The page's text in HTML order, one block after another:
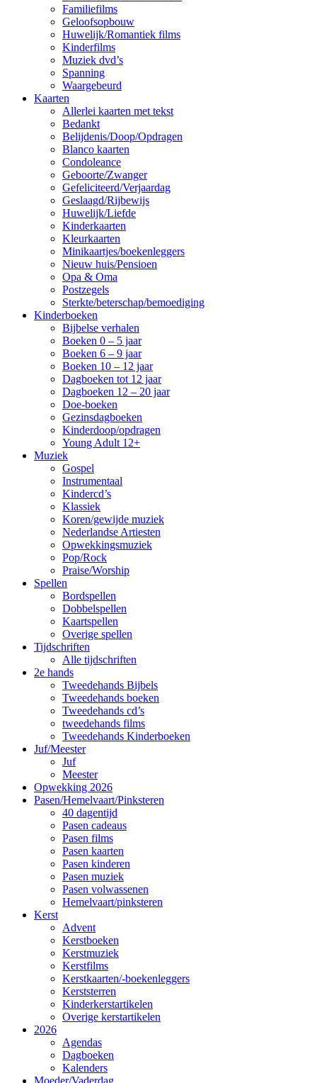
Familiefilms
Geloofsopbouw
Huwelijk/Romantiek films
Kinderfilms
Muziek dvd’s
Spanning
Waargebeurd
Kaarten
Allerlei kaarten met tekst
Bedankt
Belijdenis/Doop/Opdragen
Blanco kaarten
Condoleance
Geboorte/Zwanger
Gefeliciteerd/Verjaardag
Geslaagd/Rijbewijs
Huwelijk/Liefde
Kinderkaarten
Kleurkaarten
Minikaartjes/boekenleggers
Nieuw huis/Pensioen
Opa & Oma
Postzegels
Sterkte/beterschap/bemoediging
Kinderboeken
Bijbelse verhalen
Boeken 0 – 5 jaar
Boeken 6 – 9 jaar
Boeken 10 – 12 jaar
Dagboeken tot 12 jaar
Dagboeken 12 – 20 jaar
Doe-boeken
Gezinsdagboeken
Kinderdoop/opdragen
Young Adult 12+
Muziek
Gospel
Instrumentaal
Kindercd’s
Klassiek
Koren/gewijde muziek
Nederlandse Artiesten
Opwekkingsmuziek
Pop/Rock
Praise/Worship
Spellen
Bordspellen
Dobbelspellen
Kaartspellen
Overige spellen
Tijdschriften
Alle tijdschriften
2e hands
Tweedehands Bijbels
Tweedehands boeken
Tweedehands cd’s
tweedehands films
Tweedehands Kinderboeken
Juf/Meester
Juf
Meester
Opwekking 2026
Pasen/Hemelvaart/Pinksteren
40 dagentijd
Pasen cadeaus
Pasen films
Pasen kaarten
Pasen kinderen
Pasen muziek
Pasen volwassenen
Hemelvaart/pinksteren
Kerst
Advent
Kerstboeken
Kerstmuziek
Kerstfilms
Kerstkaarten/-boekenleggers
Kerststerren
Kinderkerstartikelen
Overige kerstartikelen
2026
Agendas
Dagboeken
Kalenders
Moeder/Vaderdag